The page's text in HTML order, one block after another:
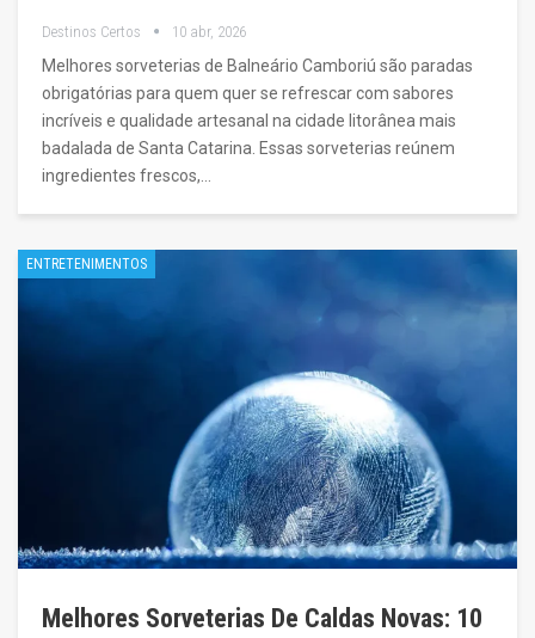
Destinos Certos 10 abr, 2026
Melhores sorveterias de Balneário Camboriú são paradas
obrigatórias para quem quer se refrescar com sabores
incríveis e qualidade artesanal na cidade litorânea mais
badalada de Santa Catarina. Essas sorveterias reúnem
ingredientes frescos,…
ENTRETENIMENTOS
Melhores Sorveterias De Caldas Novas: 10